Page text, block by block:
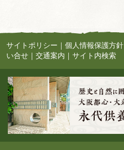
サイトポリシー ｜個人情報保護方針
い合せ ｜交通案内 ｜サイト内検索